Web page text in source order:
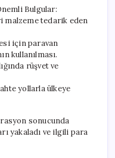
Bulgular:
malzeme tedarik eden
için paravan
kullanılması.
rüşvet ve
yollarla ülkeye
sonucunda
yakaladı ve ilgili para